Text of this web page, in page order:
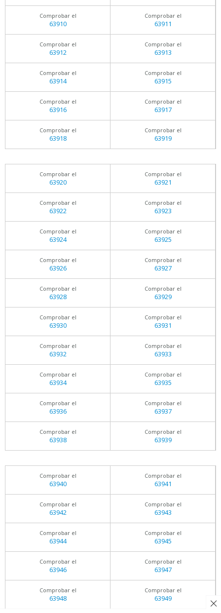
Comprobar el
63910
Comprobar el
63911
Comprobar el
63912
Comprobar el
63913
Comprobar el
63914
Comprobar el
63915
Comprobar el
63916
Comprobar el
63917
Comprobar el
63918
Comprobar el
63919
Comprobar el
63920
Comprobar el
63921
Comprobar el
63922
Comprobar el
63923
Comprobar el
63924
Comprobar el
63925
Comprobar el
63926
Comprobar el
63927
Comprobar el
63928
Comprobar el
63929
Comprobar el
63930
Comprobar el
63931
Comprobar el
63932
Comprobar el
63933
Comprobar el
63934
Comprobar el
63935
Comprobar el
63936
Comprobar el
63937
Comprobar el
63938
Comprobar el
63939
Comprobar el
63940
Comprobar el
63941
Comprobar el
63942
Comprobar el
63943
Comprobar el
63944
Comprobar el
63945
Comprobar el
63946
Comprobar el
63947
Comprobar el
63948
Comprobar el
63949